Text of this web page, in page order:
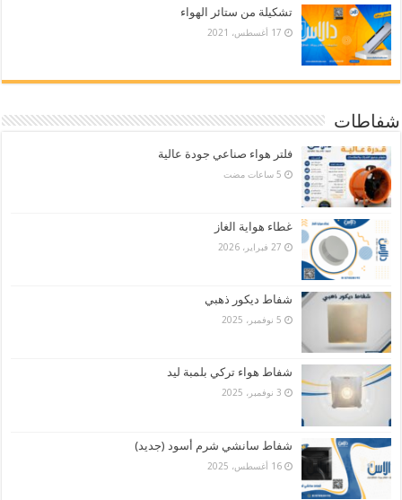
تشكيلة من ستائر الهواء
17 أغسطس، 2021
شفاطات
فلتر هواء صناعي جودة عالية
غطاء هواية الغاز
27 فبراير، 2026
شفاط ديكور ذهبي
5 نوفمبر، 2025
شفاط هواء تركي بلمبة ليد
3 نوفمبر، 2025
شفاط سانشي شرم أسود (جديد)
16 أغسطس، 2025